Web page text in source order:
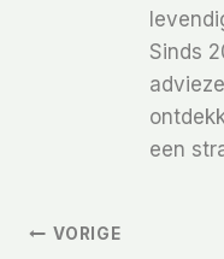
Sinds
een
Bericht
VORIGE